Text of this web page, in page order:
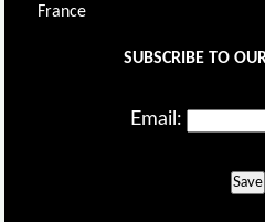
France
SUBSCRIBE TO
Email:
Save